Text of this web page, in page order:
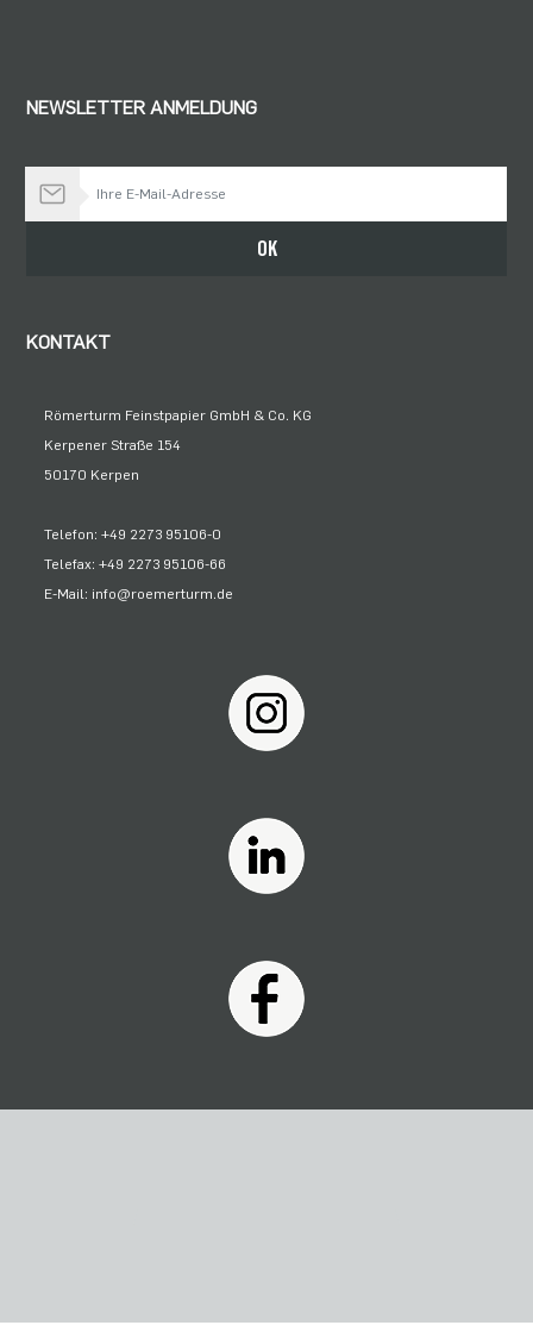
NEWSLETTER ANMELDUNG
OK
KONTAKT
Römerturm Feinstpapier GmbH & Co. KG
Kerpener Straße 154
50170 Kerpen
Telefon: +49 2273 95106-0
Telefax: +49 2273 95106-66
E-Mail: info@roemerturm.de